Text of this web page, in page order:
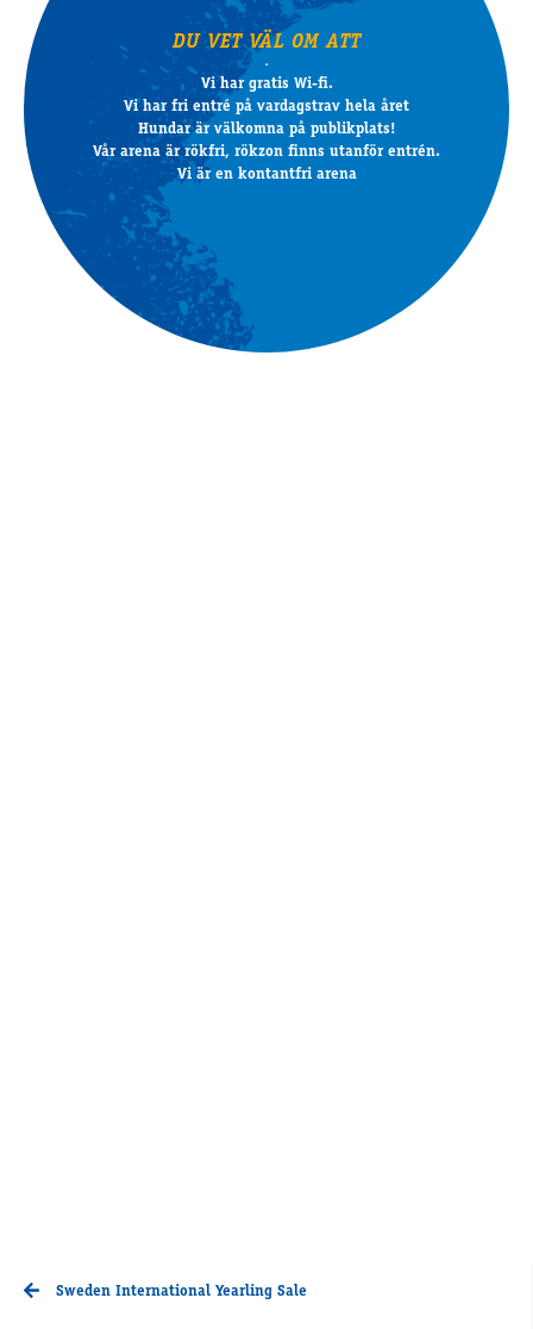
Sweden International Yearling Sale
DU VET VÄL OM ATT
Vi har gratis Wi-fi.
Vi har fri entré på vardagstrav hela året
Hundar är välkomna på publikplats!
Vår arena är rökfri, rökzon finns utanför entrén.
Vi är en kontantfri arena